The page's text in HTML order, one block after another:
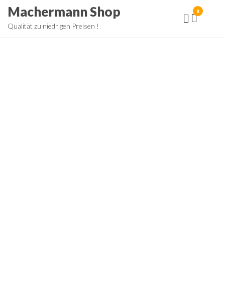
ZumMachermann Shop
Qualität zu niedrigen Preisen !
0